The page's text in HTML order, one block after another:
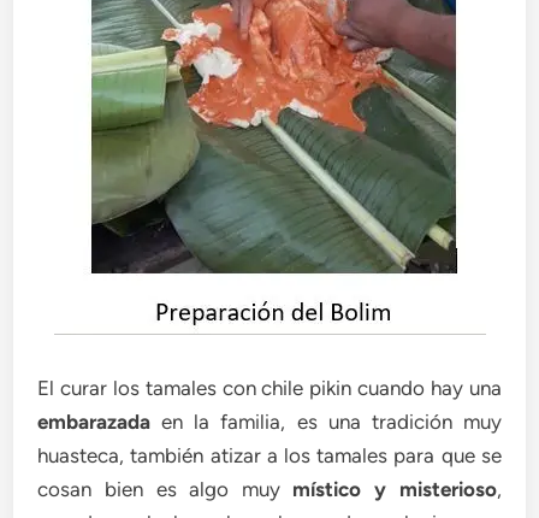
El curar los tamales con chile pikin cuando hay una
embarazada en la familia, es una tradición muy
huasteca, también atizar a los tamales para que se
cosan bien es algo muy místico y misterioso,